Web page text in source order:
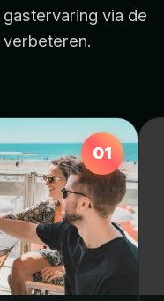
via de
01